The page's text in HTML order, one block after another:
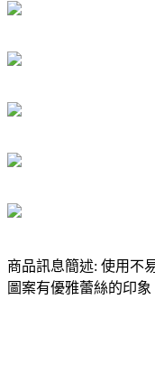
商品訊息簡述: 使用不
圖案有優雅蕾絲的印象